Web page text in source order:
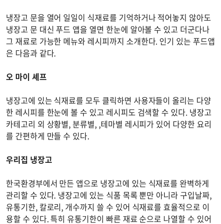
냉장고 문을 열어 일일이 식재료를 기억하거나 적어놓지 않아도
냉장고 문 대신 푸드 앱을 열면 한눈에 알아볼 수 있고 더군다나
그 재료로 가능한 메뉴와 레시피까지 소개한다. 인기 있는 푸드앱
은 다음과 같다.
오 마이 셰프
냉장고에 있는 식재료를 모두 클릭하면 사용자들이 올리는 다양
한 레시피를 한눈에 볼 수 있고 레시피도 검색할 수 있다. 냉장고
카테고리 외 상황별, 분류별, ,테마별 레시피가 있어 다양한 요리
를 간편하게 만들 수 있다.
우리집 냉장고
한국환경부에서 만든 앱으로 냉장고에 있는 식재료를 완벽하게
관리할 수 있다. 냉장고에 있는 식품 목록 뿐만 아니라 구입날짜,
유통기한, 칼로리, 개수까지 쓸 수 있어 식재료를 효율적으로 이
용할 수 있다. 특히 유통기한이 빠른 재료 순으로 나열할 수 있어